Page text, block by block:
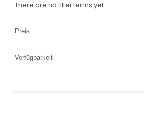
There are no filter terms yet
Preis
Verfügbarkeit